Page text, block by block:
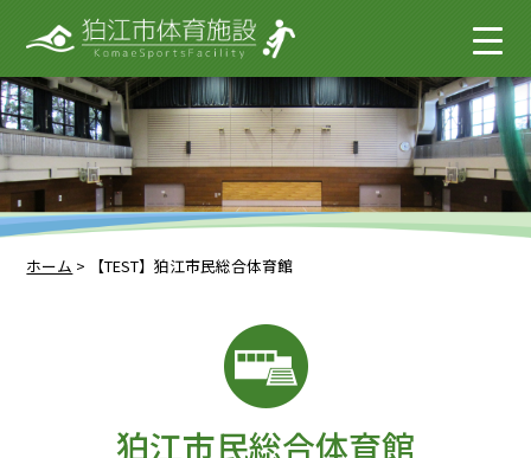
ホーム > 【TEST】狛江市民総合体育館
狛江市民総合体育館